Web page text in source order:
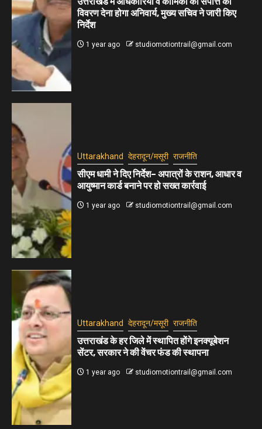
विवरण देना होगा अनिवार्य, मुख्य सचिव ने जारी किए
निर्देश
1 year ago studiomotiontrail@gmail.com
Uttarakhand देहरादून/मसूरी राजनीति
सीएम धामी ने दिए निर्देश– अपात्रों के राशन, आधार व
आयुष्मान कार्ड बनाने पर हो सख्त कार्रवाई
1 year ago studiomotiontrail@gmail.com
Uttarakhand देहरादून/मसूरी राजनीति
उत्तराखंड के हर जिले में स्थापित होंगे इनक्यूबेशन
सेंटर, सरकार ने की वेंचर फंड की स्थापना
1 year ago studiomotiontrail@gmail.com